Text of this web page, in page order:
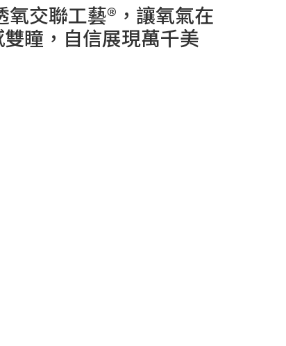
交聯工藝®，讓氧氣在
瞳，自信展現萬千美